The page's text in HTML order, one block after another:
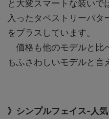
と大変スマートな装いで
入ったタペストリーパタ
をプラスしています。
価格も他のモデルと比
もふさわしいモデルと言
》シンプルフェイス-人